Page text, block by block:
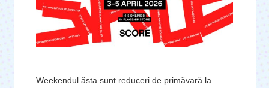
Weekendul ăsta sunt reduceri de primăvară la